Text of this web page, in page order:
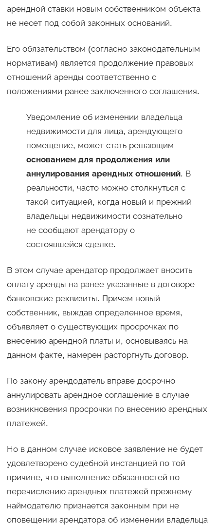
арендной ставки новым собственником объекта
не несет под собой законных оснований.
Его обязательством (согласно законодательным
нормативам) является продолжение правовых
отношений аренды соответственно с
положениями ранее заключенного соглашения.
Уведомление об изменении владельца
недвижимости для лица, арендующего
помещение, может стать решающим
основанием для продолжения или
аннулирования арендных отношений. В
реальности, часто можно столкнуться с
такой ситуацией, когда новый и прежний
владельцы недвижимости сознательно
не сообщают арендатору о
состоявшейся сделке.
В этом случае арендатор продолжает вносить
оплату аренды на ранее указанные в договоре
банковские реквизиты. Причем новый
собственник, выждав определенное время,
объявляет о существующих просрочках по
внесению арендной платы и, основываясь на
данном факте, намерен расторгнуть договор.
По закону арендодатель вправе досрочно
аннулировать арендное соглашение в случае
возникновения просрочки по внесению арендных
платежей.
Но в данном случае исковое заявление не будет
удовлетворено судебной инстанцией по той
причине, что выполнение обязанностей по
перечислению арендных платежей прежнему
наймодателю признается законным при не
оповещении арендатора об изменении владельца